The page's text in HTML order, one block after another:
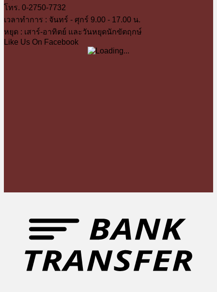
โทร. 0-2750-7732
เวลาทำการ : จันทร์ - ศุกร์ 9.00 - 17.00 น.
หยุด : เสาร์-อาทิตย์ และวันหยุดนักขัตฤกษ์
Like Us On Facebook